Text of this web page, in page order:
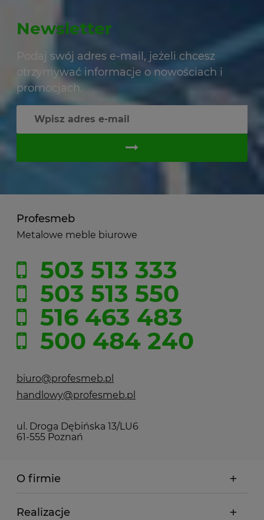
Newsletter
Podaj swój adres e-mail, jeżeli chcesz
otrzymywać informacje o nowościach i
promocjach.
Profesmeb
Metalowe meble biurowe
503 513 333
503 513 550
516 463 483
500 484 240
biuro@profesmeb.pl
handlowy@profesmeb.pl
ul. Droga Dębińska 13/LU6
61-555 Poznań
O firmie
Realizacje